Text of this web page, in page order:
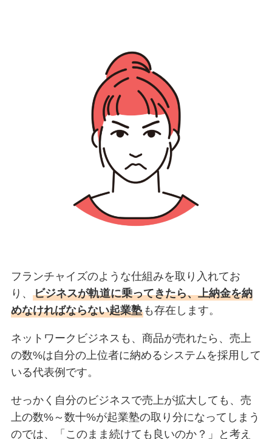
フランチャイズのような仕組みを取り入れてお
り、 ビジネスが軌道に乗ってきたら、上納金を納
めなければならない起業塾も存在します。
ネットワークビジネスも、商品が売れたら、売上
の数%は自分の上位者に納めるシステムを採用して
いる代表例です。
せっかく自分のビジネスで売上が拡大しても、売
上の数%～数十%が起業塾の取り分になってしまう
のでは、「このまま続けても良いのか？」と考え